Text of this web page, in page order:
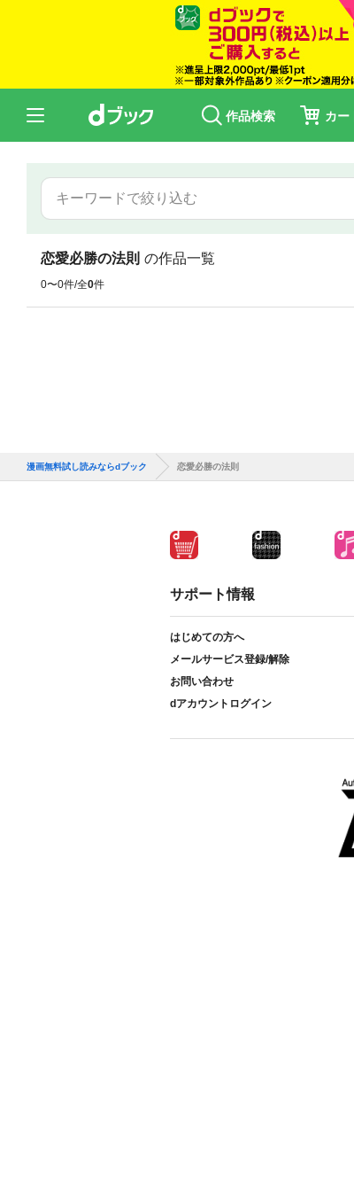
作品検索 カー
恋愛必勝の法則 の作品一覧
0〜0件/全0件
漫画無料試し読みならdブック 恋愛必勝の法則
サポート情報
はじめての方へ
メールサービス登録/解除
お問い合わせ
dアカウントログイン